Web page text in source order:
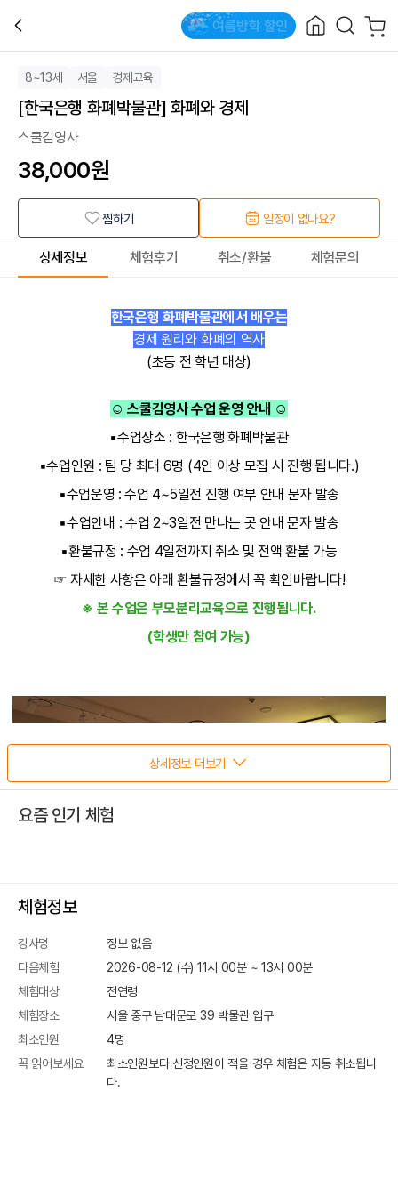
8~13세 서울 경제교육
[한국은행 화폐박물관] 화폐와 경제
스쿨김영사
38,000원
찜하기 일정이 없나요?
상세정보 체험후기 취소/환불 체험문의
한국은행 화폐박물관에서 배우는
경제 원리와 화폐의 역사
(초등 전 학년 대상)
☺스쿨김영사 수업 운영 안내 ☺
▪수업장소 : 한국은행 화폐박물관
▪수업인원 : 팀 당 최대 6명 (4인 이상 모집 시 진행 됩니다.)
▪수업운영 :수업 4~5일전 진행 여부 안내 문자 발송
▪수업안내 : 수업 2~3일전 만나는 곳 안내 문자 발송
▪환불규정 : 수업 4일전까지 취소 및 전액 환불 가능
☞ 자세한 사항은 아래 환불규정에서 꼭 확인바랍니다!
※ 본 수업은 부모분리교육으로 진행됩니다.
(학생만 참여 가능)
상세정보 더보기
요즘 인기 체험
체험정보
강사명
정보 없음
다음체험
2026-08-12 (수) 11시 00분~ 13시 00분
체험대상
전연령
체험장소
서울 중구 남대문로 39 박물관 입구
최소인원
4명
꼭 읽어보세요
최소인원보다 신청인원이 적을 경우 체험은 자동 취소됩니
다.